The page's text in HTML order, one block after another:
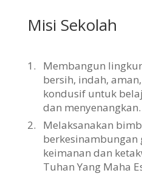
Misi Sekolah
1.
Membangun
bersih, indah,
kondusif untuk
dan menyenangkan.
2.
Melaksanakan
berkesinambungan
keimanan dan
Tuhan Yang Maha